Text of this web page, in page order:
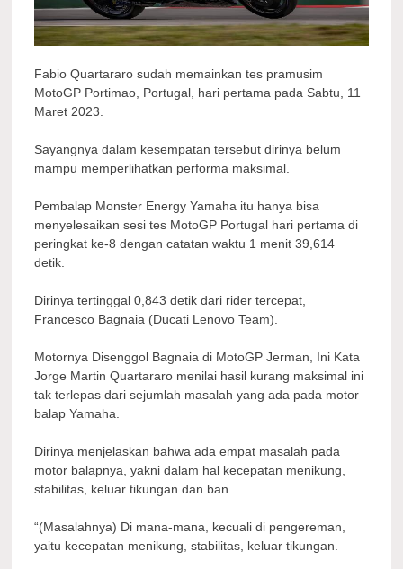
Fabio Quartararo sudah memainkan tes pramusim
MotoGP Portimao, Portugal, hari pertama pada Sabtu, 11
Maret 2023.
Sayangnya dalam kesempatan tersebut dirinya belum
mampu memperlihatkan performa maksimal.
Pembalap Monster Energy Yamaha itu hanya bisa
menyelesaikan sesi tes MotoGP Portugal hari pertama di
peringkat ke-8 dengan catatan waktu 1 menit 39,614
detik.
Dirinya tertinggal 0,843 detik dari rider tercepat,
Francesco Bagnaia (Ducati Lenovo Team).
Motornya Disenggol Bagnaia di MotoGP Jerman, Ini Kata
Jorge Martin Quartararo menilai hasil kurang maksimal ini
tak terlepas dari sejumlah masalah yang ada pada motor
balap Yamaha.
Dirinya menjelaskan bahwa ada empat masalah pada
motor balapnya, yakni dalam hal kecepatan menikung,
stabilitas, keluar tikungan dan ban.
“(Masalahnya) Di mana-mana, kecuali di pengereman,
yaitu kecepatan menikung, stabilitas, keluar tikungan.